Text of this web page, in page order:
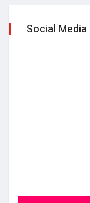
Social Media